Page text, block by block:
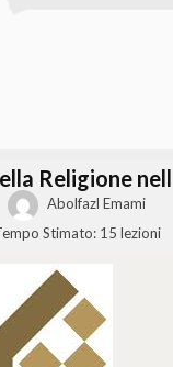
Religione
Abolfazl Emami
Stimato: 15 lezioni